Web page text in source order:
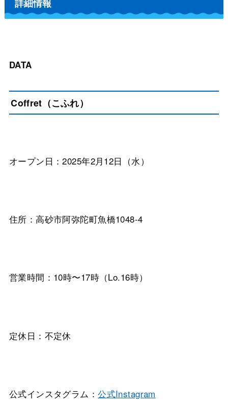
詳細情報
DATA
Coffret（こふれ）
オープン日：2025年2月12日（水）
住所：高砂市阿弥陀町魚橋1048-4
営業時間：10時〜17時（Lo.16時）
定休日：不定休
公式インスタグラム：公式Instagram